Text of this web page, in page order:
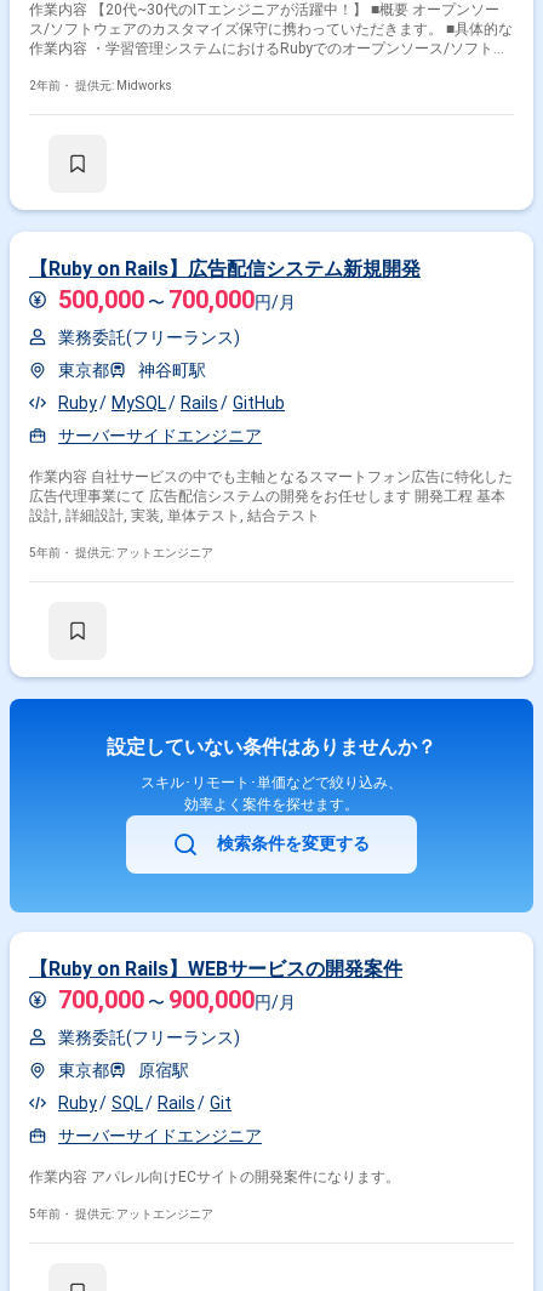
作業内容 【20代~30代のITエンジニアが活躍中！】 ■概要 オープンソー
ス/ソフトウェアのカスタマイズ保守に携わっていただきます。 ■具体的な
作業内容 ・学習管理システムにおけるRubyでのオープンソース/ソフトウ
かVue.jsでの実装を検討中) バック：Ruby/Ruby on Rails 開発環境：AWS
2年前・ 提供元: Midworks
【Ruby on Rails】広告配信システム新規開発
500,000 〜 700,000円/月
業務委託(フリーランス)
東京都
神谷町駅
Ruby
MySQL Rails
GitHub
サーバーサイドエンジニア
作業内容 自社サービスの中でも主軸となるスマートフォン広告に特化した
広告代理事業にて 広告配信システムの開発をお任せします 開発工程 基本
設計, 詳細設計, 実装, 単体テスト, 結合テスト
5年前・ 提供元: アットエンジニア
設定していない条件はありませんか？
スキル･リモート･単価などで絞り込み、
効率よく案件を探せます。
検索条件を変更する
【Ruby on Rails】WEBサービスの開発案件
700,000 〜 900,000円/月
業務委託(フリーランス)
東京都
原宿駅
Ruby
SQL Rails
Git
サーバーサイドエンジニア
作業内容 アパレル向けECサイトの開発案件になります。
5年前・ 提供元: アットエンジニア